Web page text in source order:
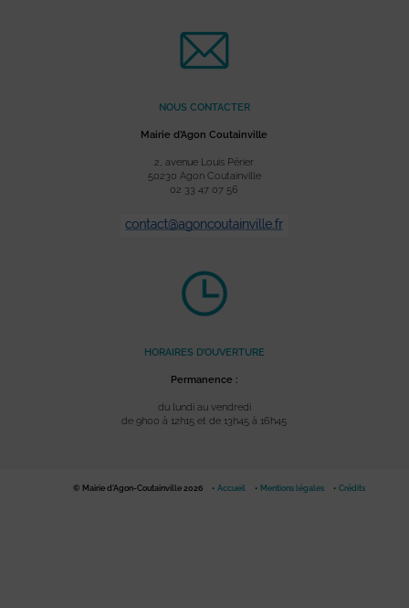
NOUS CONTACTER
Mairie d’Agon Coutainville
2, avenue Louis Périer
50230 Agon Coutainville
02 33 47 07 56
HORAIRES D’OUVERTURE
Permanence :
du lundi au vendredi
de 9h00 à 12h15 et de 13h45 à 16h45
© Mairie d'Agon-Coutainville 2026 Accueil Mentions légales Crédits